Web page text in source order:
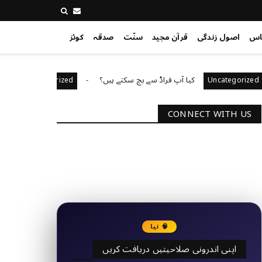
اصول زندگی قرآن مجید سنّت صدقہ کوئز
کیا آپ فراڈ سے بچ سکتے ہیں؟ Uncategorized
CONNECT WITH US
🧠 نیا
اپنی اندرونی صلاحیتیں دریافت کریں